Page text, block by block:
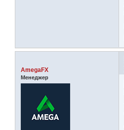
AmegaFX
Менеджер